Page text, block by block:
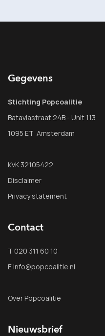
Gegevens
Stichting Popcoalitie
Bataviastraat 24B - Unit 1.13
1095 ET Amsterdam
KvK 32105422
Disclaimer
Privacy statement
Contact
T 020 311 60 10
E info@popcoalitie.nl
Over Popcoalitie
Nieuwsbrief